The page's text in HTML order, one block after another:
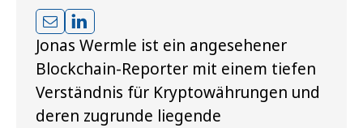
Jonas Wermle ist ein angesehener
Blockchain-Reporter mit einem tiefen
Verständnis für Kryptowährungen und
deren zugrunde liegende